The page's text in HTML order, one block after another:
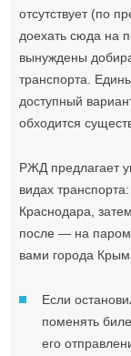
отсутствует (по
доехать сюда на
вынуждены
транспорта.
доступный
обходится
РЖД предлагает
видах
Краснодара,
после — на
вами города
Если
поменять
его